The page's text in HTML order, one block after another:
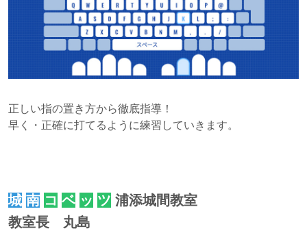
正しい指の置き方から徹底指導！
早く・正確に打てるように練習していきます。
城 南 コ ベ ッ ツ 浦添城間教室
教室長 丸島